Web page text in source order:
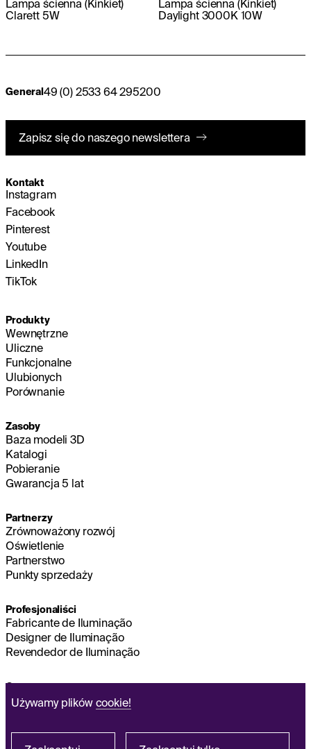
Lampa ścienna (Kinkiet)
Clarett 5W
Lampa ścienna (Kinkiet)
Daylight 3000K 10W
Używamy plików cookie!
General 49 (0) 2533 64 295200
Zapisz się do naszego newslettera
Kontakt
Instagram
Facebook
Pinterest
Youtube
LinkedIn
TikTok
Produkty
Wewnętrzne
Uliczne
Funkcjonalne
Ulubionych
Porównanie
Zasoby
Baza modeli 3D
Katalogi
Pobieranie
Gwarancja 5 lat
Partnerzy
Zrównoważony rozwój
Oświetlenie
Partnerstwo
Punkty sprzedaży
Profesjonaliści
Fabricante de Iluminação
Designer de Iluminação
Revendedor de Iluminação
O nas
Zrównoważony rozwój
Q&A